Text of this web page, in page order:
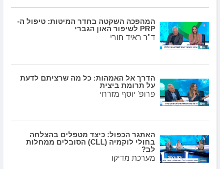
המהפכה השקטה בחדר המיטות: טיפול ה-
PRP לשיפור האון הגברי
ד"ר ראיד חורי
הדרך אל האמהות: כל מה שרציתם לדעת
על תרומת ביצית
פרופ' יוסף מזרחי
האתגר הכפול: כיצד מטפלים בהצלחה
בחולי לוקמיה (CLL) הסובלים ממחלות
לב?
מערכת מדיקו